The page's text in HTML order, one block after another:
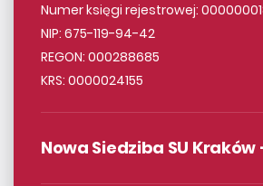
Numer księgi rejestrowej:
NIP: 675-119-94-42
REGON: 000288685
KRS: 0000024155
Nowa Siedziba SU